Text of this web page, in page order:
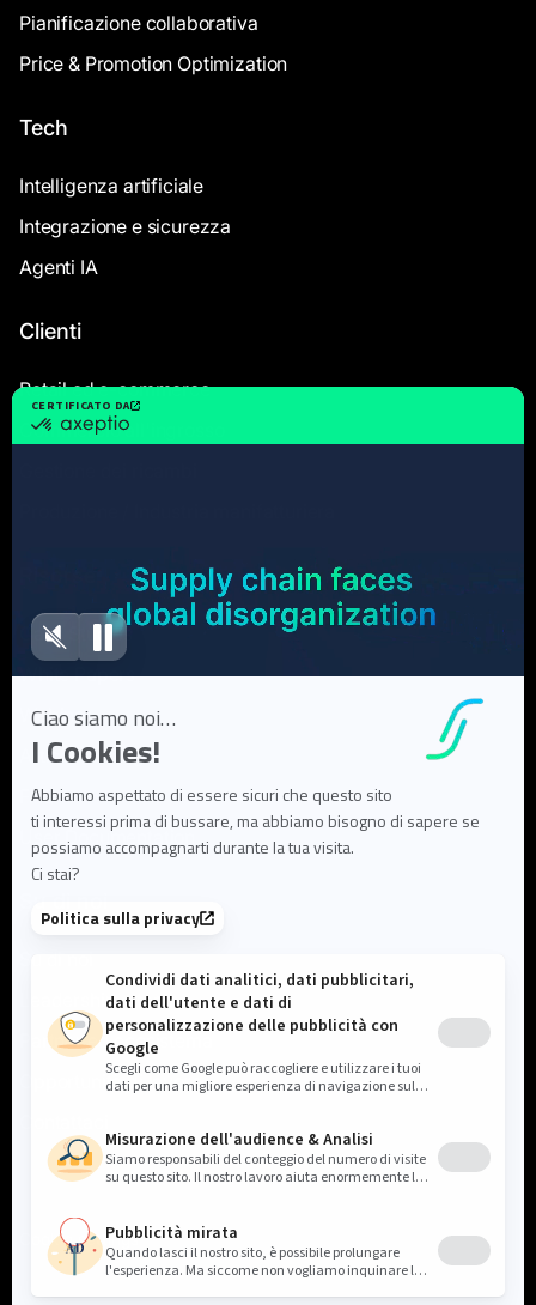
Pianificazione collaborativa
Price & Promotion Optimization
Tech
Intelligenza artificiale
Integrazione e sicurezza
Agenti IA
Clienti
Retail ed e-commerce
Commercio all'ingrosso
Case Studies
White Papers
Webinar
Articoli di blog
FAQ
User Documentation
Leadership e team
Partner ed ecosistema
Opportunità di lavoro
Cookie settings
Informativa sulla privacy
Note legali